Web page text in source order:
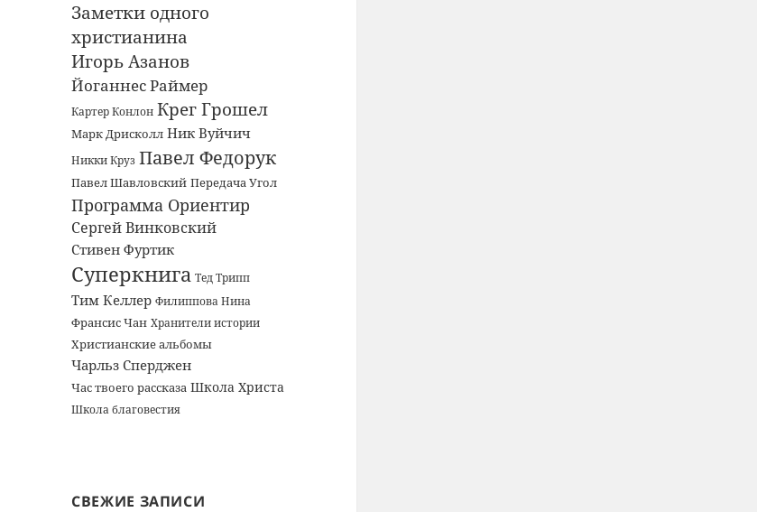
Заметки одного
христианина
Игорь Азанов
Йоганнес Раймер
Картер Конлон Крег Грошел
Марк Дрисколл Ник Вуйчич
Никки Круз Павел Федорук
Павел Шавловский Передача Угол
Программа Ориентир
Сергей Винковский
Стивен Фуртик
Суперкнига Тед Трипп
Тим Келлер Филиппова Нина
Франсис Чан Хранители истории
Христианские альбомы
Чарльз Сперджен
Час твоего рассказа Школа Христа
Школа благовестия
СВЕЖИЕ ЗАПИСИ